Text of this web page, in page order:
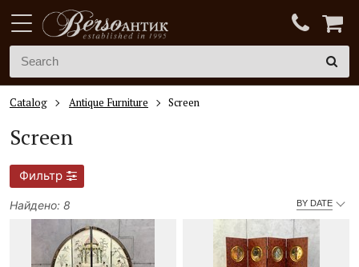
Catalog Antique Furniture Screen
Screen
Фильтр
BY DATE
Найдено: 8